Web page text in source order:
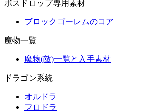
ボスドロップ専用素材
ブロックゴーレムのコア
魔物一覧
魔物(敵)一覧と入手素材
ドラゴン系統
オルドラ
フロドラ